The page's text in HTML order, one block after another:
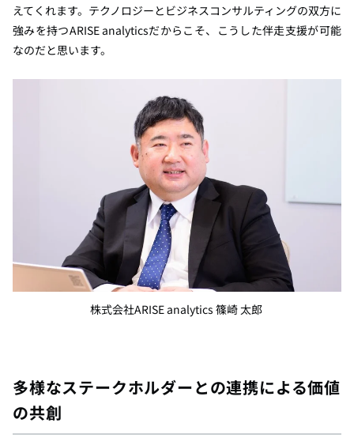
えてくれます。テクノロジーとビジネスコンサルティングの双方に
強みを持つARISE analyticsだからこそ、こうした伴走支援が可能
なのだと思います。
株式会社ARISE analytics 篠崎 太郎
多様なステークホルダーとの連携による価値
の共創